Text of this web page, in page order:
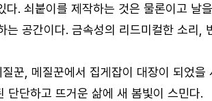
. 쇠붙이를 제작하는 것은 물론이고 날
공간이다. 금속성의 리드미컬한 소리,
꾼, 메질꾼에서 집게잡이 대장이 되었을
단단하고 뜨거운 삶에 새 봄빛이 스민다.